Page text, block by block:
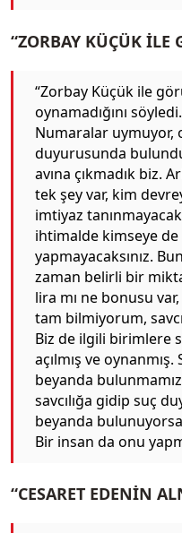
“ZORBAY KÜÇÜK İLE
“Zorbay Küçük ile
oynamadığını
Numaralar uymuyor,
duyurusunda
avına çıkmadık biz.
tek şey var, kim
imtiyaz
ihtimalde kimseye de
yapmayacaksınız.
zaman belirli bir
lira mı ne bonusu
tam bilmiyorum,
Biz de ilgili birimlere
açılmış ve
beyanda
savcılığa gidip suç
beyanda
Bir insan da onu
“CESARET EDENİN